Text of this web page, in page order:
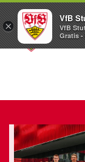
×
VfB
VfB
Gratis -